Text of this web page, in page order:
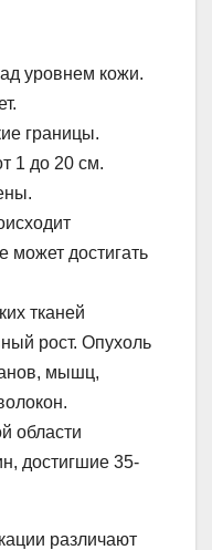
уровнем кожи.
границы.
1 до 20 см.
может достигать
тканей
рост. Опухоль
мышц,
области
достигшие 35-
различают